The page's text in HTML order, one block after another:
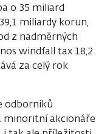
o 35 miliard
miliardy korun,
z nadměrných
windfall tax 18,2
za celý rok
odborníků
minoritní akcionáře